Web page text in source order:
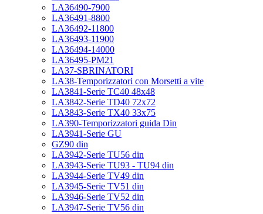
LA36490-7900
LA36491-8800
LA36492-11800
LA36493-11900
LA36494-14000
LA36495-PM21
LA37-SBRINATORI
LA38-Temporizzatori con Morsetti a vite
LA3841-Serie TC40 48x48
LA3842-Serie TD40 72x72
LA3843-Serie TX40 33x75
LA390-Temporizzatori guida Din
LA3941-Serie GU
GZ90 din
LA3942-Serie TU56 din
LA3943-Serie TU93 - TU94 din
LA3944-Serie TV49 din
LA3945-Serie TV51 din
LA3946-Serie TV52 din
LA3947-Serie TV56 din